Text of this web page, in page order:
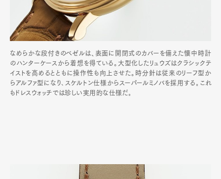
なめらかな段付きのベゼルは、表面に開閉式のカバーを備えた懐中時計
のハンターケースから着想を得ている。大型化したリュウズはクラシックテ
イストを高めるとともに操作性も向上させた。時分針は従来のリーフ型か
らアルファ型になり､スケルトン仕様からスーパールミノバを採用する｡これ
もドレスウォッチでは珍しい実用的な仕様だ｡